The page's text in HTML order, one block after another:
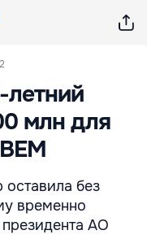
летний
млн для
оставила без
временно
АО